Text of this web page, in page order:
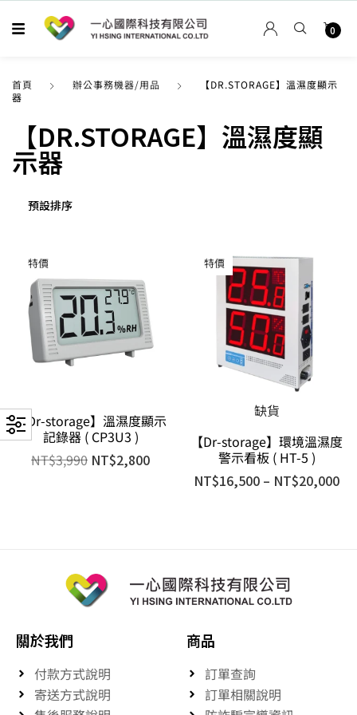
0
首頁 辦公事務機器/用品
【DR.STORAGE】溫濕度顯示
器
【DR.STORAGE】溫濕度顯
示器
特價
【Dr-storage】溫濕度顯示
記錄器 ( CP3U3 )
NT$3,990 NT$2,800
特價
缺貨
【Dr-storage】環境溫濕度
警示看板 ( HT-5 )
NT$16,500 – NT$20,000
關於我們
付款方式說明
寄送方式說明
商品
訂單查詢
訂單相關說明